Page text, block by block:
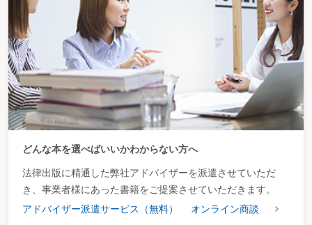
どんな本を選べばいいかわからない方へ
法律出版に精通した弊社アドバイザーを派遣させていただ
き、事業者様にあった書籍をご提案させていただきます。
アドバイザー派遣サービス（無料）
オンライン商談